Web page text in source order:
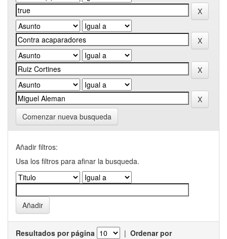
Comenzar nueva busqueda
Añadir filtros:
Usa los filtros para afinar la busqueda.
Resultados por página | Ordenar por